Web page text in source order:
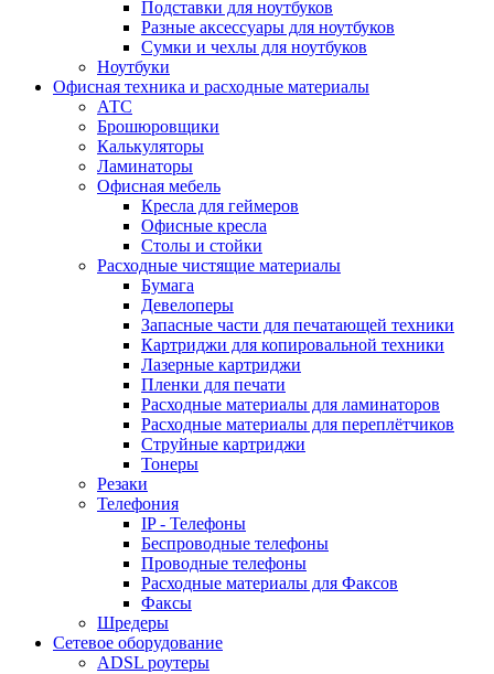
Подставки для ноутбуков
Разные аксессуары для ноутбуков
Сумки и чехлы для ноутбуков
Ноутбуки
Офисная техника и расходные материалы
АТС
Брошюровщики
Калькуляторы
Ламинаторы
Офисная мебель
Кресла для геймеров
Офисные кресла
Столы и стойки
Расходные чистящие материалы
Бумага
Девелоперы
Запасные части для печатающей техники
Картриджи для копировальной техники
Лазерные картриджи
Пленки для печати
Расходные материалы для ламинаторов
Расходные материалы для переплётчиков
Струйные картриджи
Тонеры
Резаки
Телефония
IP - Телефоны
Беспроводные телефоны
Проводные телефоны
Расходные материалы для Факсов
Факсы
Шредеры
Сетевое оборудование
ADSL роутеры